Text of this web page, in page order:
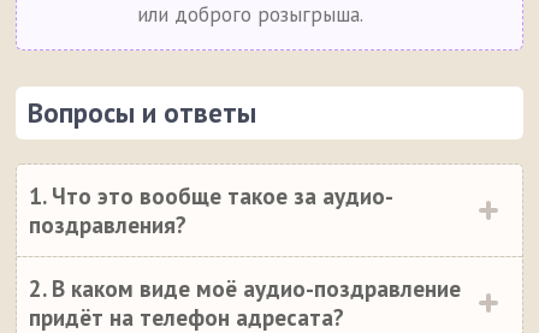
или доброго розыгрыша.
Вопросы и ответы
1. Что это вообще такое за аудио-
поздравления?
2. В каком виде моё аудио-поздравление
придёт на телефон адресата?